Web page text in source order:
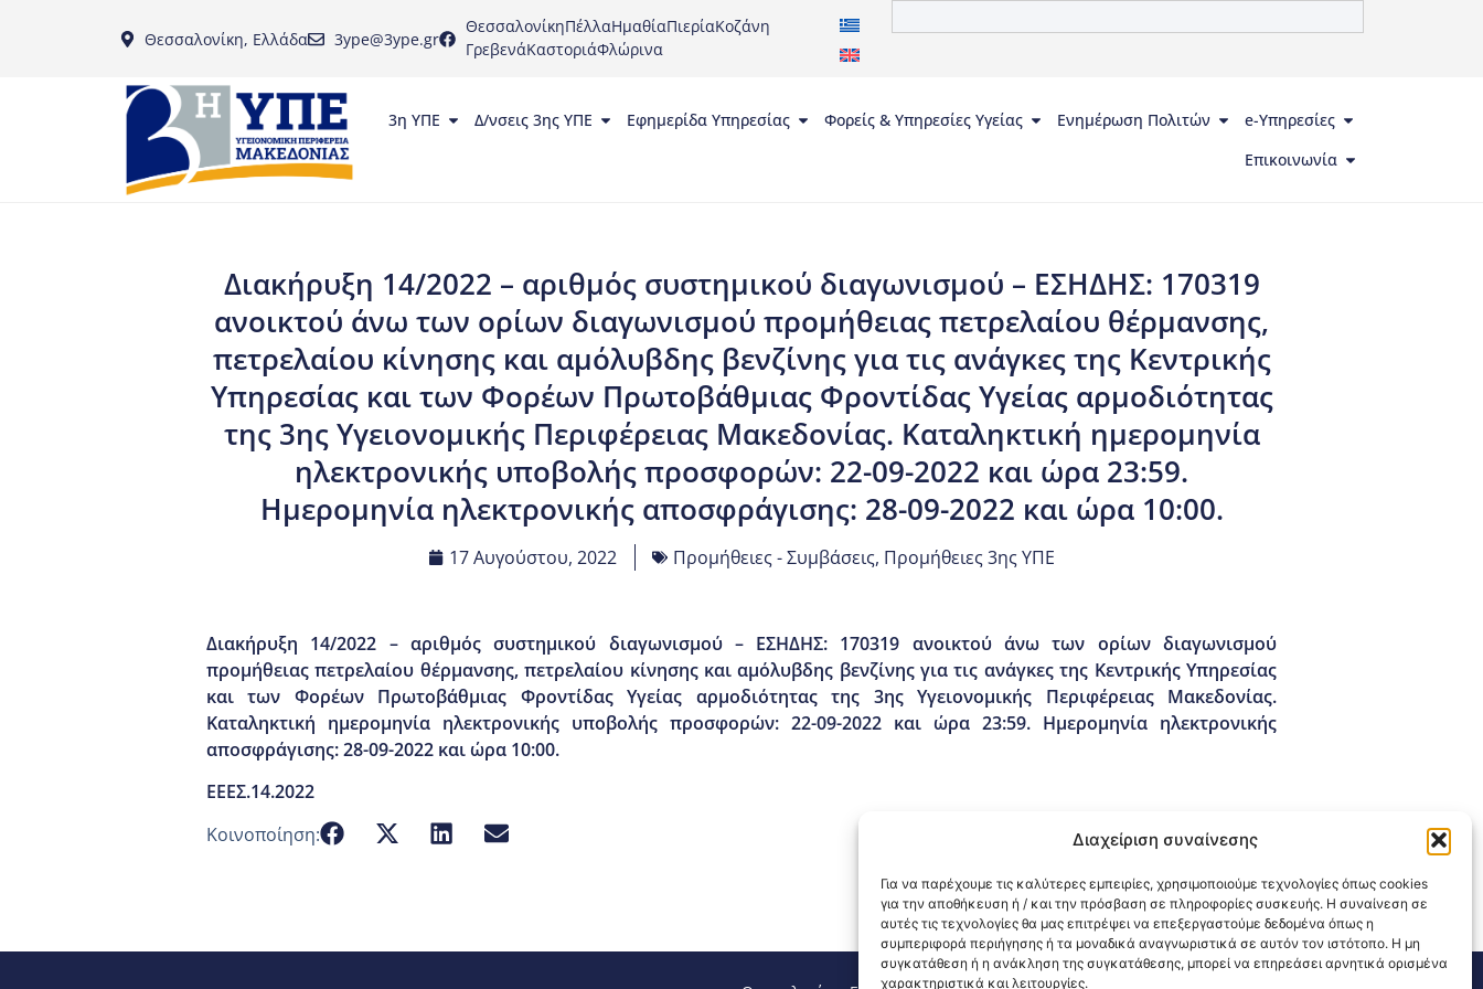
Διαχείριση συναίνεσης
Για να παρέχουμε τις καλύτερες εμπειρίες, χρησιμοποιούμε τεχνολογίες όπως cookies
για την αποθήκευση ή / και την πρόσβαση σε πληροφορίες συσκευής. Η συναίνεση σε
αυτές τις τεχνολογίες θα μας επιτρέψει να επεξεργαστούμε δεδομένα όπως η
συμπεριφορά περιήγησης ή τα μοναδικά αναγνωριστικά σε αυτόν τον ιστότοπο. Η μη
συγκατάθεση ή η ανάκληση της συγκατάθεσης, μπορεί να επηρεάσει αρνητικά ορισμένα
χαρακτηριστικά και λειτουργίες.
Θεσσαλονίκη, Ελλάδα 3ype@3ype.gr
ΘεσσαλονίκηΠέλλαΗμαθίαΠιερίαΚοζάνη
ΓρεβενάΚαστοριάΦλώρινα
3η ΥΠΕ Δ/νσεις 3ης ΥΠΕ Εφημερίδα Υπηρεσίας Φορείς & Υπηρεσίες Υγείας Ενημέρωση Πολιτών
e-Υπηρεσίες
Επικοινωνία
Διακήρυξη 14/2022 – αριθμός συστημικού διαγωνισμού – ΕΣΗΔΗΣ: 170319
ανοικτού άνω των ορίων διαγωνισμού προμήθειας πετρελαίου θέρμανσης,
πετρελαίου κίνησης και αμόλυβδης βενζίνης για τις ανάγκες της Κεντρικής
Υπηρεσίας και των Φορέων Πρωτοβάθμιας Φροντίδας Υγείας αρμοδιότητας
της 3ης Υγειονομικής Περιφέρειας Μακεδονίας. Καταληκτική ημερομηνία
ηλεκτρονικής υποβολής προσφορών: 22-09-2022 και ώρα 23:59.
Ημερομηνία ηλεκτρονικής αποσφράγισης: 28-09-2022 και ώρα 10:00.
17 Αυγούστου, 2022 Προμήθειες - Συμβάσεις, Προμήθειες 3ης ΥΠΕ
Διακήρυξη 14/2022 – αριθμός συστημικού διαγωνισμού – ΕΣΗΔΗΣ: 170319 ανοικτού άνω των ορίων διαγωνισμού
προμήθειας πετρελαίου θέρμανσης, πετρελαίου κίνησης και αμόλυβδης βενζίνης για τις ανάγκες της Κεντρικής Υπηρεσίας
και των Φορέων Πρωτοβάθμιας Φροντίδας Υγείας αρμοδιότητας της 3ης Υγειονομικής Περιφέρειας Μακεδονίας.
Καταληκτική ημερομηνία ηλεκτρονικής υποβολής προσφορών: 22-09-2022 και ώρα 23:59. Ημερομηνία ηλεκτρονικής
αποσφράγισης: 28-09-2022 και ώρα 10:00.
ΕΕΕΣ.14.2022
Κοινοποίηση: